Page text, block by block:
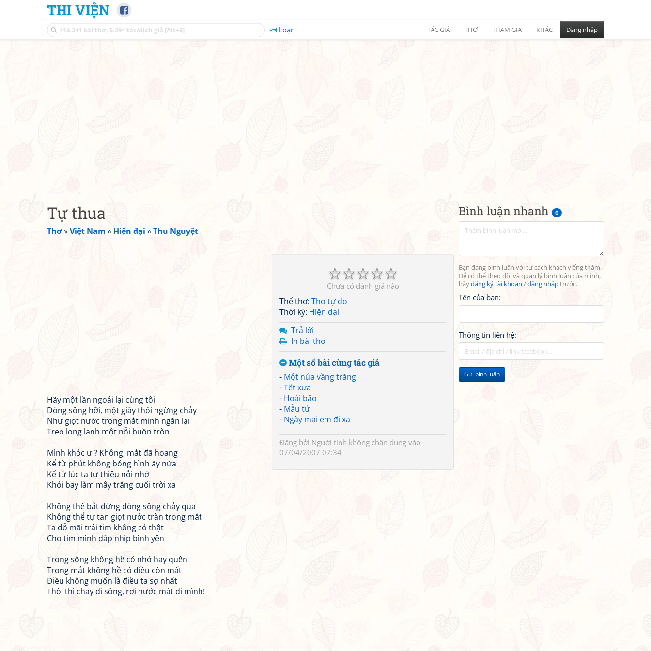
THI VIỆN
Loạn TÁC GIẢ THƠ THAM GIA KHÁC Đăng nhập
Bình luận nhanh 0
Bạn đang bình luận với tư cách khách viếng thăm.
Để có thể theo dõi và quản lý bình luận của mình,
hãyđăng ký tài khoản /đăng nhậptrước.
Tên của bạn:
Thông tin liên hệ:
Gửi bình luận
Tự thua
Thơ»Việt Nam » Hiện đại »Thu Nguyệt
☆
☆
☆
☆
☆
Chưa có đánh giá nào
Thể thơ: Thơ tự do
Thời kỳ: Hiện đại
Trả lời
In bài thơ
Một số bài cùng tác giả
- Một nửa vầng trăng
-Tết xưa
- Hoài bão
- Mẫu tử
- Ngày mai em đi xa
Đăng bởi Người tình không chân dung vào
07/04/2007 07:34
Hãy một lần ngoái lại cùng tôi
Dòng sông hỡi, một giây thôi ngừng chảy
Như giọt nước trong mắt mình ngăn lại
Treo long lanh một nỗi buồn tròn
Mình khóc ư ? Không, mắt đã hoang
Kể từ phút không bóng hình ấy nữa
Kể từ lúc ta tự thiêu nỗi nhớ
Khói bay làm mây trắng cuối trời xa
Không thể bắt dừng dòng sông chảy qua
Không thể tự tan giọt nước tràn trong mắt
Ta dỗ mãi trái tim không có thật
Cho tim mình đập nhịp bình yên
Trong sông không hề có nhớ hay quên
Trong mắt không hề có điều còn mất
Điều không muốn là điều ta sợ nhất
Thôi thì chảy đi sông, rơi nước mắt đi mình!